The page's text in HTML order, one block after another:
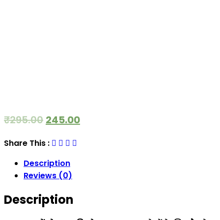
₹295.00 245.00
Share This :
Description
Reviews (0)
Description